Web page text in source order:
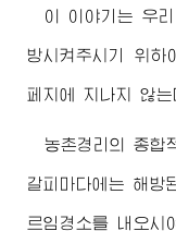
이 이야기는 우
방시켜주시기 위하
페지에 지나지 않는
농촌경리의 종합
갈피마다에는 해방
르임경소를 내오